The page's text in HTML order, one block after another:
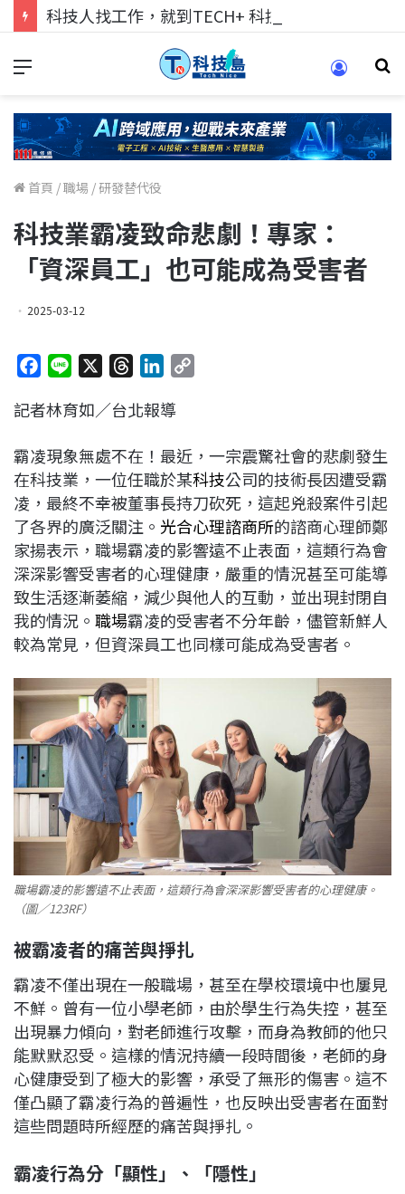
科技人找工作，就到TECH+ 科技專區!
首頁 /職場 / 研發替代役
科技業霸凌致命悲劇！專家：
「資深員工」也可能成為受害者
2025-03-12
c
b
o
o
k
n
r
a
d
s
n
e
d
I
n
L
i
n
k
記者林育如／台北報導
霸凌現象無處不在！最近，一宗震驚社會的悲劇發生
在科技業，一位任職於某科技公司的技術長因遭受霸
凌，最終不幸被董事長持刀砍死，這起兇殺案件引起
了各界的廣泛關注。 光合心理諮商所的諮商心理師鄭
家揚表示，職場霸凌的影響遠不止表面，這類行為會
深深影響受害者的心理健康，嚴重的情況甚至可能導
致生活逐漸萎縮，減少與他人的互動，並出現封閉自
我的情況。 職場霸凌的受害者不分年齡，儘管新鮮人
較為常見，但資深員工也同樣可能成為受害者。
職場霸凌的影響遠不止表面，這類行為會深深影響受害者的心理健康。
（圖／123RF）
被霸凌者的痛苦與掙扎
霸凌不僅出現在一般職場，甚至在學校環境中也屢見
不鮮。曾有一位小學老師，由於學生行為失控，甚至
出現暴力傾向，對老師進行攻擊，而身為教師的他只
能默默忍受。這樣的情況持續一段時間後，老師的身
心健康受到了極大的影響，承受了無形的傷害。這不
僅凸顯了霸凌行為的普遍性，也反映出受害者在面對
這些問題時所經歷的痛苦與掙扎。
霸凌行為分「顯性」、「隱性」